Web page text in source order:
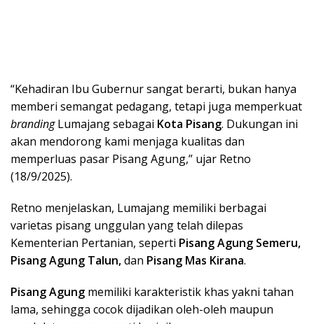
“Kehadiran Ibu Gubernur sangat berarti, bukan hanya
memberi semangat pedagang, tetapi juga memperkuat
brandingLumajang sebagai Kota Pisang. Dukungan ini
akan mendorong kami menjaga kualitas dan
memperluas pasar Pisang Agung,” ujar Retno
(18/9/2025).
Retno menjelaskan, Lumajang memiliki berbagai
varietas pisang unggulan yang telah dilepas
Kementerian Pertanian, seperti Pisang Agung Semeru,
Pisang Agung Talun,dan Pisang Mas Kirana.
Pisang Agung memiliki karakteristik khas yakni tahan
lama, sehingga cocok dijadikan oleh-oleh maupun